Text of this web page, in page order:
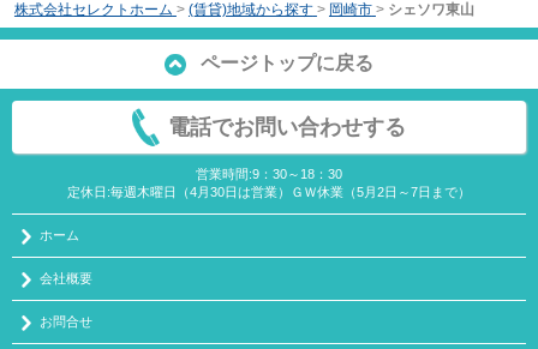
株式会社セレクトホーム > (賃貸)地域から探す > 岡崎市 > シェソワ東山
ページトップに戻る
電話でお問い合わせする
営業時間:9：30～18：30
定休日:毎週木曜日（4月30日は営業）ＧＷ休業（5月2日～7日まで）
ホーム
会社概要
お問合せ